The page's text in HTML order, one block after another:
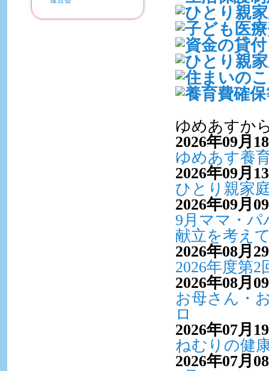
ゆめあすか
2026年09月
ゆめあす養
2026年09月
ひとり親家
2026年09月
9月ママ・パ
献立を考え
2026年08月
2026年度第
2026年08月
お母さん・
ロ
2026年07月
ねむりの健
2026年07月